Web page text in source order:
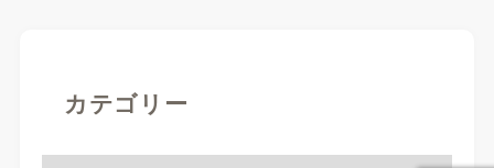
カテゴリー